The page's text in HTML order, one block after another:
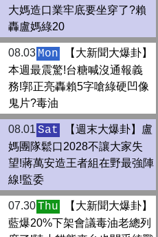
大媽造口業牢底要坐穿了?賴
轟盧媽綠20
08.03 Mon
【大新聞大爆卦】
本週最震驚!台糖喊沒通報義
務!郭正亮轟賴5字嗆綠硬凹像
鬼片?毒油
08.01 Sat
【週末大爆卦】盧
媽團隊鬆口2028不讓大家失
望!蔣萬安造王者組在野最強陣
線!監委
07.30Thu
【大新聞大爆卦】
藍爆20%下架會議毒油老總列